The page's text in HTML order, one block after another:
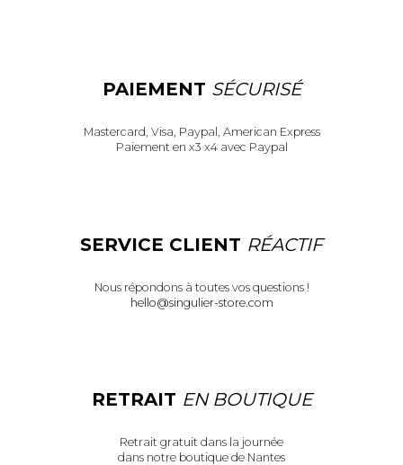
PAIEMENT SÉCURISÉ
Mastercard, Visa, Paypal, American Express
Paiement en x3 x4 avec Paypal
SERVICE CLIENT RÉACTIF
Nous répondons à toutes vos questions !
hello@singulier-store.com
RETRAIT EN BOUTIQUE
Retrait gratuit dans la journée
dans notre boutique de Nantes